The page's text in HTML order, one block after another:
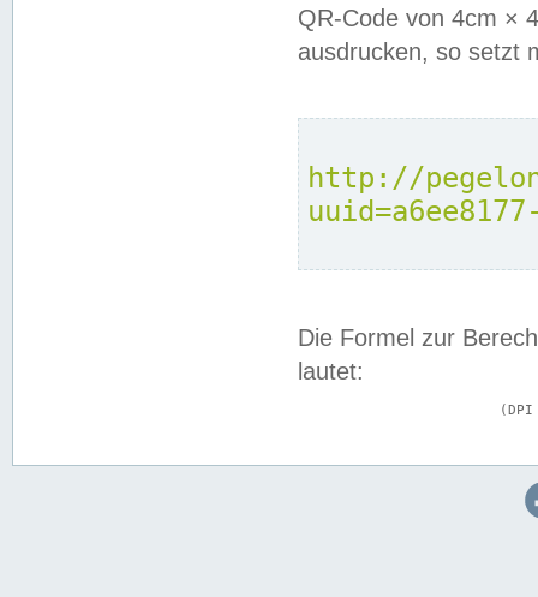
QR-Code von 4cm ×
ausdrucken, so setzt
http://
Die Formel zur
lautet: